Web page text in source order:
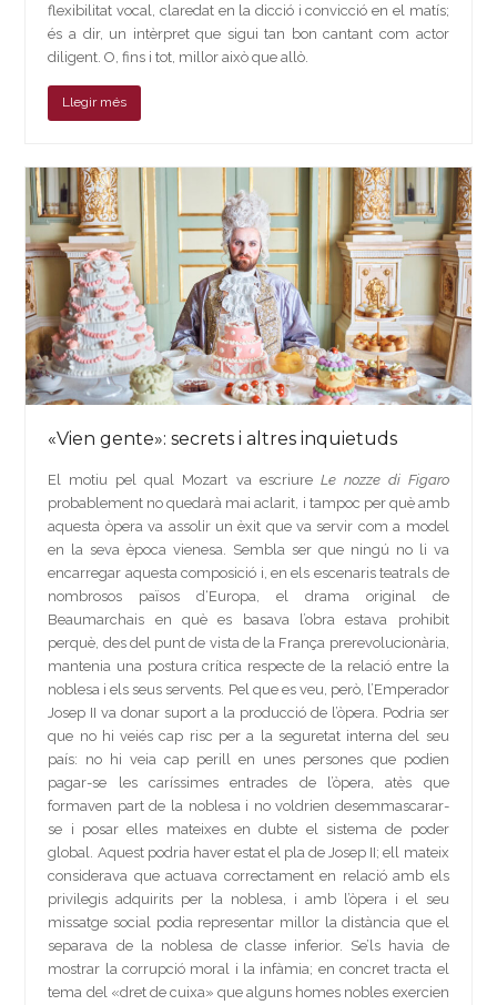
flexibilitat vocal, claredat en la dicció i convicció en el matís;
és a dir, un intèrpret que sigui tan bon cantant com actor
diligent. O, fins i tot, millor això que allò.
Llegir més
«Vien gente»: secrets i altres inquietuds
El motiu pel qual Mozart va escriure Le nozze di Figaro
probablement no quedarà mai aclarit, i tampoc per què amb
aquesta òpera va assolir un èxit que va servir com a model
en la seva època vienesa. Sembla ser que ningú no li va
encarregar aquesta composició i, en els escenaris teatrals de
nombrosos països d‘Europa, el drama original de
Beaumarchais en què es basava l’obra estava prohibit
perquè, des del punt de vista de la França prerevolucionària,
mantenia una postura crítica respecte de la relació entre la
noblesa i els seus servents. Pel que es veu, però, l’Emperador
Josep II va donar suport a la producció de l’òpera. Podria ser
que no hi veiés cap risc per a la seguretat interna del seu
país: no hi veia cap perill en unes persones que podien
pagar-se les caríssimes entrades de l’òpera, atès que
formaven part de la noblesa i no voldrien desemmascarar-
se i posar elles mateixes en dubte el sistema de poder
global. Aquest podria haver estat el pla de Josep II; ell mateix
considerava que actuava correctament en relació amb els
privilegis adquirits per la noblesa, i amb l’òpera i el seu
missatge social podia representar millor la distància que el
separava de la noblesa de classe inferior. Se’ls havia de
mostrar la corrupció moral i la infàmia; en concret tracta el
tema del «dret de cuixa» que alguns homes nobles exercien